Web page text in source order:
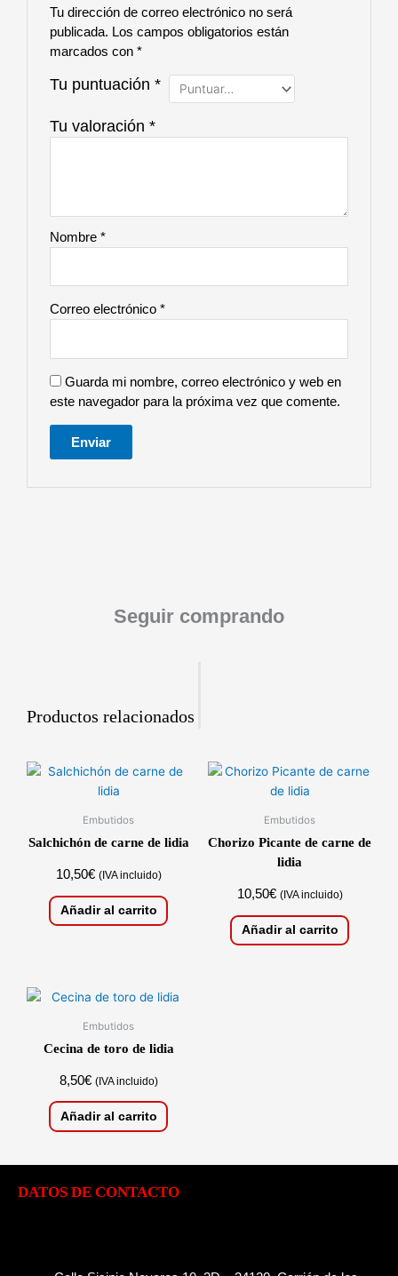
Tu dirección de correo electrónico no será
publicada. Los campos obligatorios están
marcados con*
Tu puntuación*
Tu valoración*
Nombre*
Correo electrónico*
Guarda mi nombre, correo electrónico y web en
este navegador para la próxima vez que comente.
Seguir comprando
Productos relacionados
Embutidos
Salchichón de carne de lidia
10,50€ (IVA incluido)
Añadir al carrito
Embutidos
Chorizo Picante de carne de
lidia
10,50€ (IVA incluido)
Añadir al carrito
Embutidos
Cecina de toro de lidia
8,50€ (IVA incluido)
Añadir al carrito
DATOS DE CONTACTO